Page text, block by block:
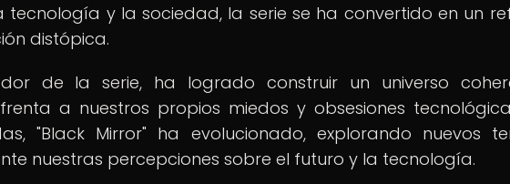
y la sociedad, la serie se ha convertido en un
distópica.
de la serie, ha logrado construir un universo
a nuestros propios miedos y obsesiones
"Black Mirror" ha evolucionado, explorando nuevos
nuestras percepciones sobre el futuro y la tecnología.